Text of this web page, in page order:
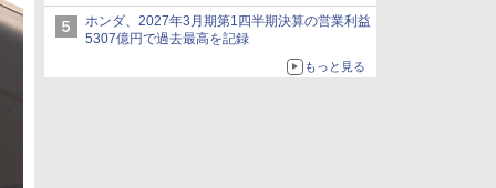
は2591台で27位に
ホンダ、2027年3月期第1四半期決算の営業利益
5307億円で過去最高を記録
もっと見る